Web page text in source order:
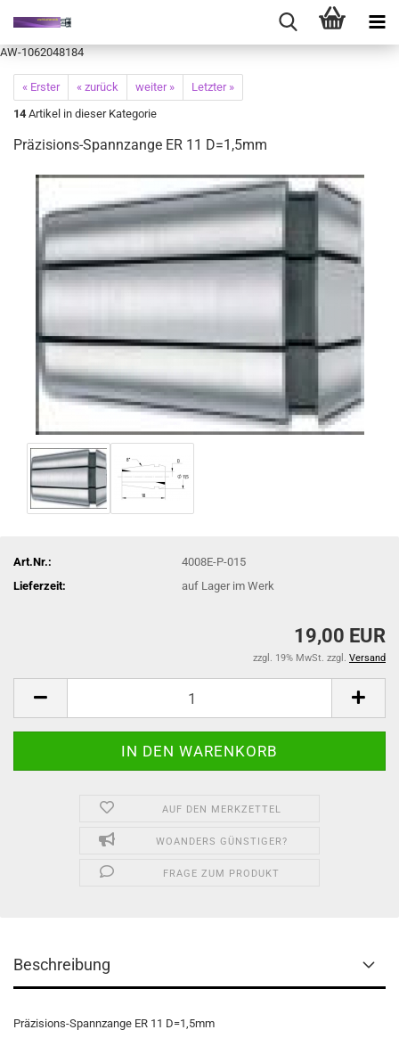
AW-1062048184
« Erster « zurück weiter »
Letzter »
14 Artikel in dieser Kategorie
Präzisions-Spannzange ER 11 D=1,5mm
Art.Nr.:
4008E-P-015
Lieferzeit:
auf Lager im Werk
19,00 EUR
zzgl. 19% MwSt. zzgl. Versand
AUF DEN MERKZETTEL
WOANDERS GÜNSTIGER?
FRAGE ZUM PRODUKT
Beschreibung
Präzisions-Spannzange ER 11 D=1,5mm